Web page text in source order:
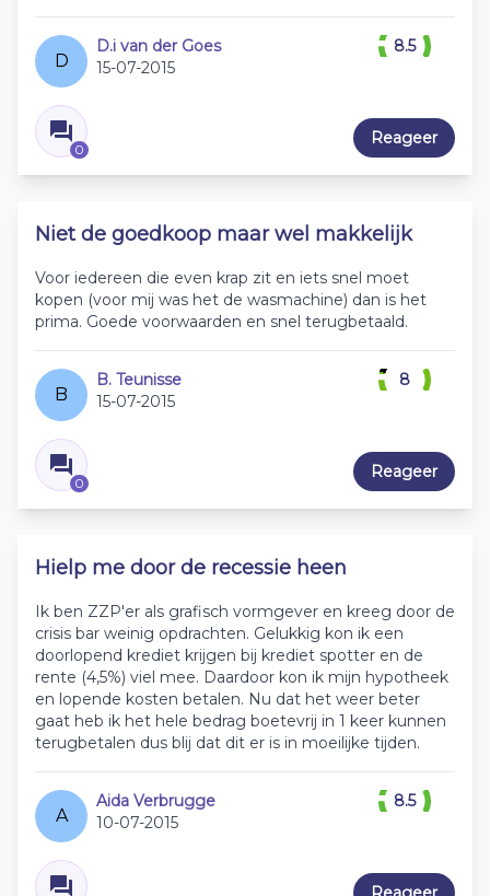
D
D.i van der Goes
15-07-2015
0
8.5
Reageer
Niet de goedkoop maar wel makkelijk
Voor iedereen die even krap zit en iets snel moet
kopen (voor mij was het de wasmachine) dan is het
prima. Goede voorwaarden en snel terugbetaald.
B
B. Teunisse
15-07-2015
0
8
Reageer
Hielp me door de recessie heen
Ik ben ZZP'er als grafisch vormgever en kreeg door de
crisis bar weinig opdrachten. Gelukkig kon ik een
doorlopend krediet krijgen bij krediet spotter en de
rente (4,5%) viel mee. Daardoor kon ik mijn hypotheek
en lopende kosten betalen. Nu dat het weer beter
gaat heb ik het hele bedrag boetevrij in 1 keer kunnen
terugbetalen dus blij dat dit er is in moeilijke tijden.
A
Aida Verbrugge
10-07-2015
8.5